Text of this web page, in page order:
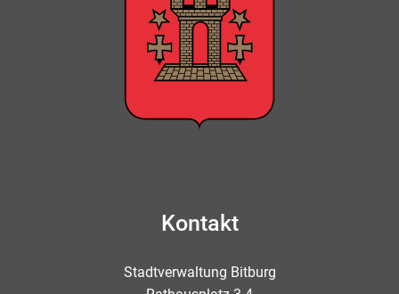
Kontakt
Stadtverwaltung Bitburg